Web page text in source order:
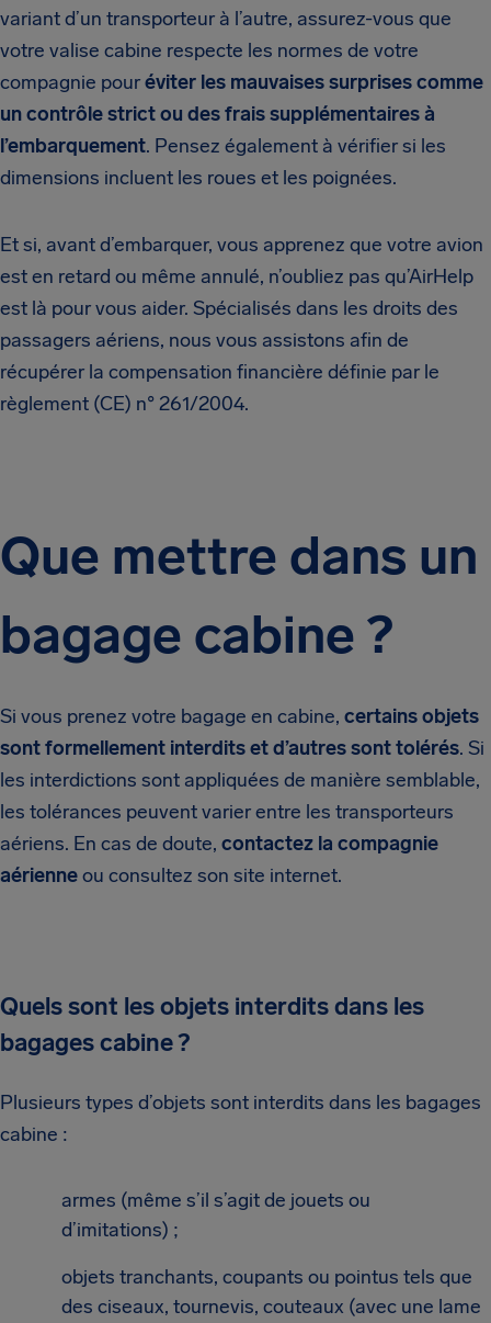
variant d’un transporteur à l’autre, assurez-vous que
votre valise cabine respecte les normes de votre
compagnie pouréviter les mauvaises surprises comme
un contrôle strict ou des frais supplémentaires à
l’embarquement. Pensez également à vérifier si les
dimensions incluent les roues et les poignées.
Et si, avant d’embarquer, vous apprenez que votre avion
est en retard ou même annulé, n’oubliez pas qu’AirHelp
est là pour vous aider. Spécialisés dans les droits des
passagers aériens, nous vous assistons afin de
récupérer la compensation financière définie par le
règlement (CE) n° 261/2004.
Que mettre dans un
bagage cabine ?
Si vous prenez votre bagage en cabine, certains objets
sont formellement interdits et d’autres sont tolérés. Si
les interdictions sont appliquées de manière semblable,
les tolérances peuvent varier entre les transporteurs
aériens. En cas de doute, contactez la compagnie
aérienneou consultez son site internet.
Quels sont les objets interdits dans les
bagages cabine ?
Plusieurs types d’objets sont interdits dans les bagages
cabine :
armes (même s’il s’agit de jouets ou
d’imitations) ;
objets tranchants, coupants ou pointus tels que
des ciseaux, tournevis, couteaux (avec une lame